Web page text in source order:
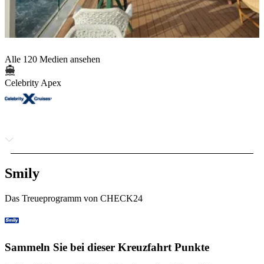
Alle 120 Medien ansehen
Celebrity Apex
Smily
Das Treueprogramm von CHECK24
Sammeln Sie bei dieser Kreuzfahrt Punkte